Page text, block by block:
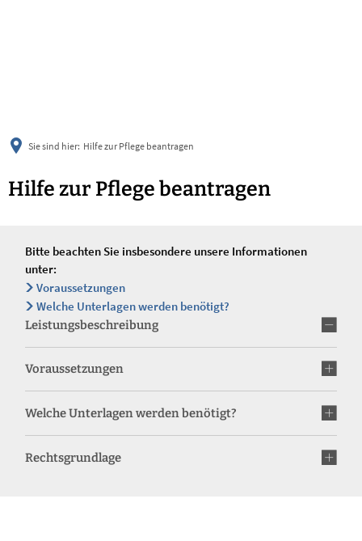
Sie sind hier: Hilfe zur Pflege beantragen
Hilfe zur Pflege beantragen
Bitte beachten Sie insbesondere unsere Informationen
unter:
Voraussetzungen
Welche Unterlagen werden benötigt?
Leistungsbeschreibung
Voraussetzungen
Welche Unterlagen werden benötigt?
Rechtsgrundlage